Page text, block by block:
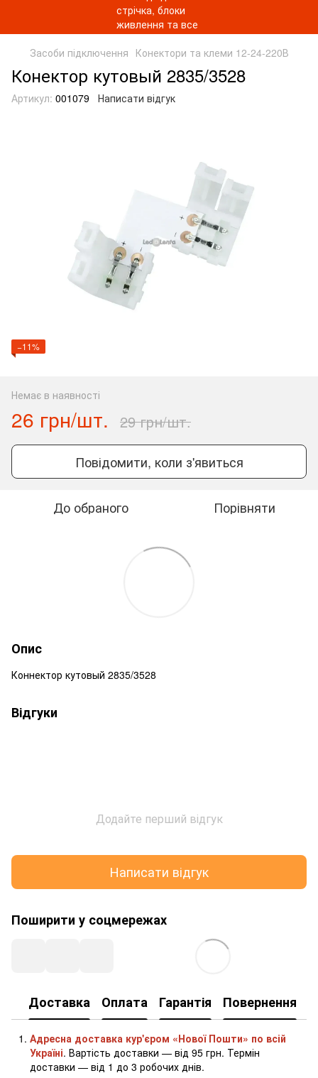
Засоби підключення Конектори та клеми 12-24-220В
Конектор кутовый 2835/3528
Артикул: 001079 Написати відгук
−11%
Немає в наявності
26 грн/шт. 29 грн/шт.
Повідомити, коли з'явиться
До обраного Порівняти
Опис
Коннектор кутовый 2835/3528
Відгуки
Додайте перший відгук
Написати відгук
Поширити у соцмережах
Доставка Оплата Гарантія Повернення
Адресна доставка кур'єром «Нової Пошти» по всій
Україні. Вартість доставки — від 95 грн. Термін
доставки — від 1 до 3 робочих днів.